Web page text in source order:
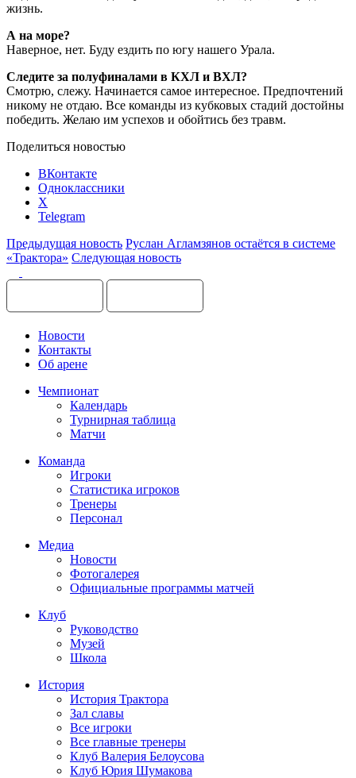
жизнь.
А на море?
Наверное, нет. Буду ездить по югу нашего Урала.
Следите за полуфиналами в КХЛ и ВХЛ?
Смотрю, слежу. Начинается самое интересное. Предпочтений
никому не отдаю. Все команды из кубковых стадий достойны
победить. Желаю им успехов и обойтись без травм.
Поделиться новостью
ВКонтакте
Одноклассники
X
Telegram
Предыдущая новость Руслан Агламзянов остаётся в системе
«Трактора» Следующая новость
Новости
Контакты
Об арене
Чемпионат
Календарь
Турнирная таблица
Матчи
Команда
Игроки
Статистика игроков
Тренеры
Персонал
Медиа
Новости
Фотогалерея
Официальные программы матчей
Клуб
Руководство
Музей
Школа
История
История Трактора
Зал славы
Все игроки
Все главные тренеры
Клуб Валерия Белоусова
Клуб Юрия Шумакова